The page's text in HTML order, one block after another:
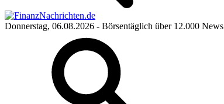
Donnerstag, 06.08.2026 - Börsentäglich über 12.000 News